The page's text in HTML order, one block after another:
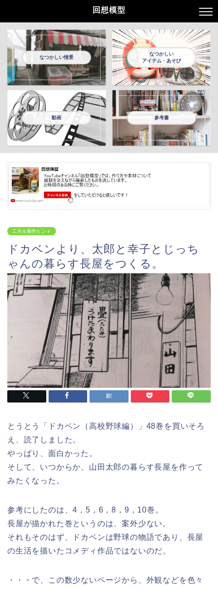
回想模型
なつかしい情景
なつかしい
アイテム・あそび
動画 参考書
工夫＆製作ヒント
ドカベンより、太郎と幸子とじっち
ゃんの暮らす長屋をつくる。
とうとう「ドカベン（高校野球編）」48巻を買いそろ
え、読了しました。
やっぱり、面白かった。
そして、いつからか、山田太郎の暮らす長屋を作って
みたくなった。
参考にしたのは、4，5，6，8，9，10巻。
長屋が描かれた巻というのは、案外少ない。
それもそのはず、ドカベンは野球の物語であり、長屋
の生活を描いたコメディ作品ではないのだ。
・・・で、この数少ないページから、外観などを色々